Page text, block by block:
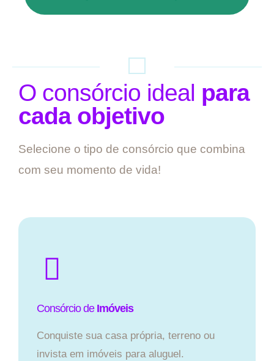
O consórcio ideal para
cada objetivo
Selecione o tipo de consórcio que combina
com seu momento de vida!
Consórcio de Imóveis
Conquiste sua casa própria, terreno ou
invista em imóveis para aluguel.